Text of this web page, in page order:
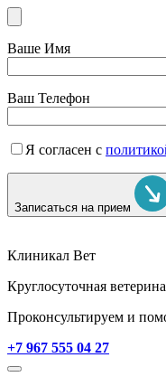
Ваше Имя
Ваш Телефон
Я согласен с
Записаться на прием
Клиникал Вет
Круглосуточная
Проконсультируем и
+7 967 555 04 27